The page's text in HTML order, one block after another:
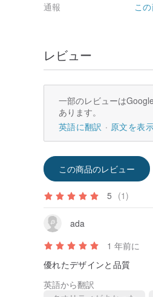
通報 こ
レビュー
一部のレビューは
あります。
英語に翻訳
原文を表
この商品のレビュー
5 (1)
ada
1 年前に
優れたデザインと品質
英語から翻訳